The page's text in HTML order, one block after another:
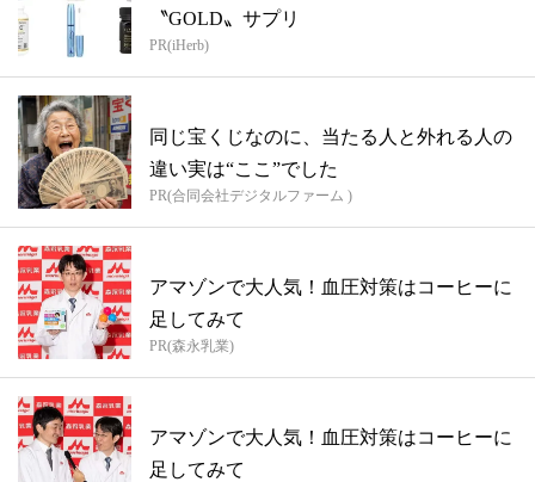
〝GOLD〟サプリ
PR(iHerb)
同じ宝くじなのに、当たる人と外れる人の
違い実は“ここ”でした
PR(合同会社デジタルファーム )
アマゾンで大人気！血圧対策はコーヒーに
足してみて
PR(森永乳業)
アマゾンで大人気！血圧対策はコーヒーに
足してみて